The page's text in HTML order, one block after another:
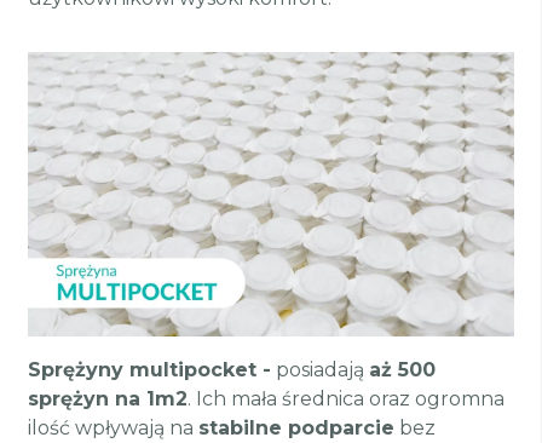
Sprężyny multipocket - posiadają aż 500
sprężyn na 1m2. Ich mała średnica oraz ogromna
ilość wpływają na stabilne podparcie bez